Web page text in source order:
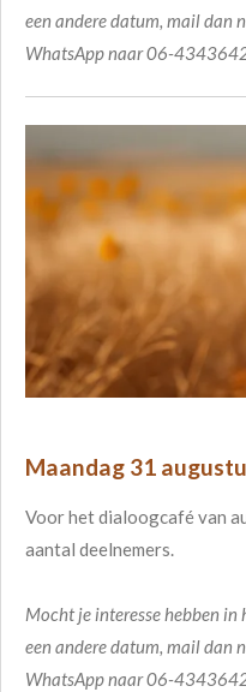
een andere datum, mail dan
WhatsApp naar 06-
Maandag 31
Voor het dialoogcafé van
aantal deelnemers.
Mocht je interesse hebben in
een andere datum, mail dan
WhatsApp naar 06-